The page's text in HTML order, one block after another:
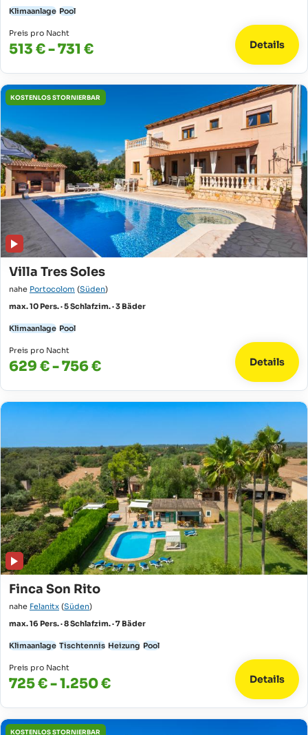
Klimaanlage Pool
Preis pro Nacht
513 € - 731 € Details
KOSTENLOS STORNIERBAR
Villa Tres Soles
nahe Portocolom (Süden)
max. 10 Pers. · 5 Schlafzim. · 3 Bäder
Klimaanlage Pool
Preis pro Nacht
629 € - 756 € Details
Finca Son Rito
nahe Felanitx (Süden)
max. 16 Pers. · 8 Schlafzim. · 7 Bäder
Klimaanlage Tischtennis Heizung Pool
Preis pro Nacht
725 € - 1.250 € Details
KOSTENLOS STORNIERBAR